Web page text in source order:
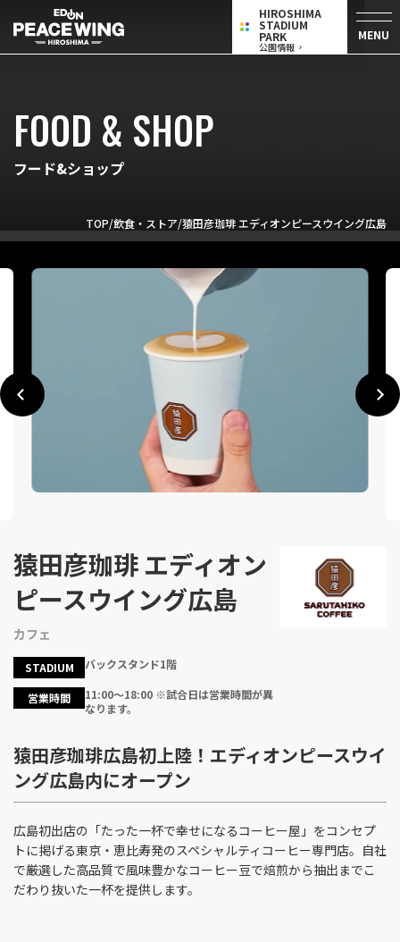
HIROSHIMA
STADIUM
PARK
公園情報
MENU
FOOD & SHOP
フード&ショップ
TOP 飲食・ストア 猿田彦珈琲 エディオンピースウイング広島
猿田彦珈琲 エディオン
ピースウイング広島
カフェ
STADIUM バックスタンド1階
営業時間
11:00〜18:00 ※試合日は営業時間が異
なります。
猿田彦珈琲広島初上陸！エディオンピースウイ
ング広島内にオープン
広島初出店の「たった一杯で幸せになるコーヒー屋」をコンセプ
トに掲げる東京・恵比寿発のスペシャルティコーヒー専門店。自社
で厳選した高品質で風味豊かなコーヒー豆で焙煎から抽出までこ
だわり抜いた一杯を提供します。